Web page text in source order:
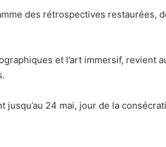
des rétrospectives restaurées,
et l’art immersif, revient
24 mai, jour de la